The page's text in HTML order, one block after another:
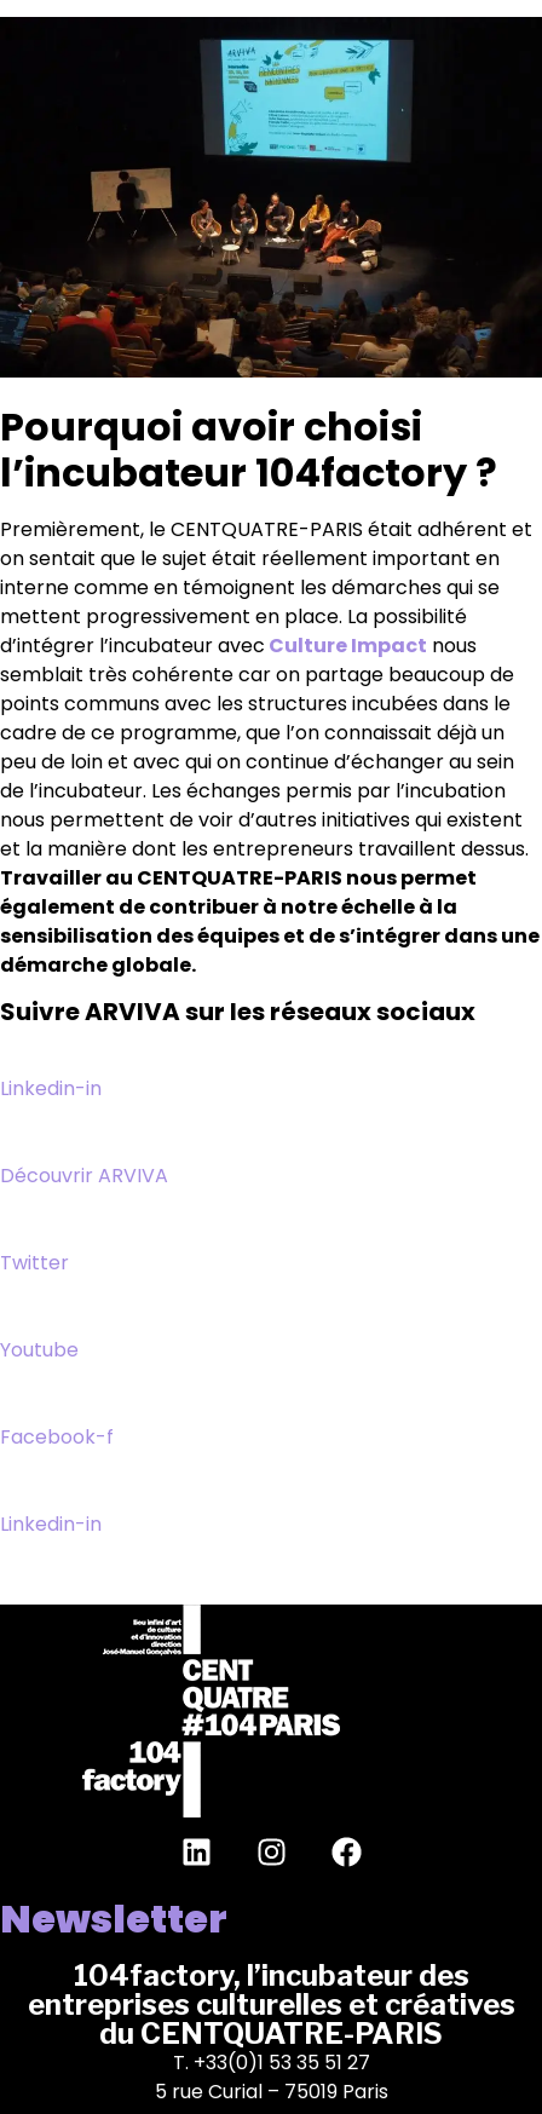
Pourquoi avoir choisi
l’incubateur 104factory ?
Premièrement, le CENTQUATRE-PARIS était adhérent et
on sentait que le sujet était réellement important en
interne comme en témoignent les démarches qui se
mettent progressivement en place. La possibilité
d’intégrer l’incubateur avec Culture Impact nous
semblait très cohérente car on partage beaucoup de
points communs avec les structures incubées dans le
cadre de ce programme, que l’on connaissait déjà un
peu de loin et avec qui on continue d’échanger au sein
de l’incubateur. Les échanges permis par l’incubation
nous permettent de voir d’autres initiatives qui existent
et la manière dont les entrepreneurs travaillent dessus.
Travailler au CENTQUATRE-PARIS nous permet
également de contribuer à notre échelle à la
sensibilisation des équipes et de s’intégrer dans une
démarche globale.
Suivre ARVIVA sur les réseaux sociaux
Linkedin-in
Découvrir ARVIVA
Twitter
Youtube
Facebook-f
Linkedin-in
Newsletter
104factory, l’incubateur des
entreprises culturelles et créatives
du CENTQUATRE-PARIS
T. +33(0)1 53 35 51 27
5 rue Curial – 75019 Paris